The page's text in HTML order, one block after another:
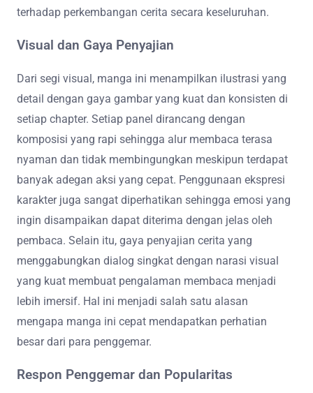
terhadap perkembangan cerita secara keseluruhan.
Visual dan Gaya Penyajian
Dari segi visual, manga ini menampilkan ilustrasi yang
detail dengan gaya gambar yang kuat dan konsisten di
setiap chapter. Setiap panel dirancang dengan
komposisi yang rapi sehingga alur membaca terasa
nyaman dan tidak membingungkan meskipun terdapat
banyak adegan aksi yang cepat. Penggunaan ekspresi
karakter juga sangat diperhatikan sehingga emosi yang
ingin disampaikan dapat diterima dengan jelas oleh
pembaca. Selain itu, gaya penyajian cerita yang
menggabungkan dialog singkat dengan narasi visual
yang kuat membuat pengalaman membaca menjadi
lebih imersif. Hal ini menjadi salah satu alasan
mengapa manga ini cepat mendapatkan perhatian
besar dari para penggemar.
Respon Penggemar dan Popularitas